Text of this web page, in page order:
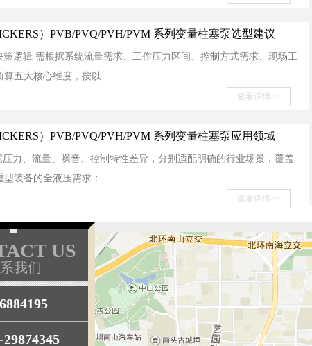
）PVB/PVQ/PVH/PVM 系列变量柱塞泵选型建议
逻辑​ 需根据系统流量需求、工作压力区间、控制方式需求、现场工
算五大核心维度，按以 ...
查看详情>>
）PVB/PVQ/PVH/PVM 系列变量柱塞泵应用领域
力、流量、噪音、控制特性差异，分别适配明确的行业场景，覆盖
型装备的全液压需求：​ ...
查看详情>>
US
我们
29874345